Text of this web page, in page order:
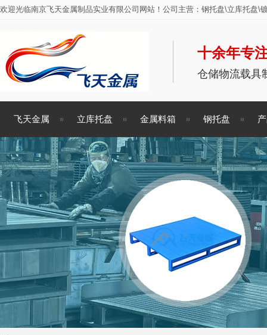
欢迎光临南京飞天金属制品实业有限公司网站！公司主营：钢托盘\立库托盘\
十余年专
仓储物流载具
飞天金属 立库托盘 金属料箱 钢托盘